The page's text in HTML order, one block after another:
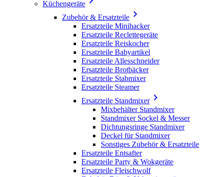
Küchengeräte
Zubehör & Ersatzteile 
Ersatzteile Minihacker
Ersatzteile Reclettegeräte
Ersatzteile Reiskocher
Ersatzteile Babyartikel
Ersatzteile Allesschneider
Ersatzteile Brotbäcker
Ersatzteile Stabmixer
Ersatzteile Steamer
Ersatzteile Standmixer
Mixbehälter Standmixer
Standmixer Sockel & Messer
Dichtungsringe Standmixer
Deckel für Standmixer
Sonstiges Zubehör & Ersatzteile
Ersatzteile Entsafter
Ersatzteile Party & Wokgeräte
Ersatzteile Fleischwolf